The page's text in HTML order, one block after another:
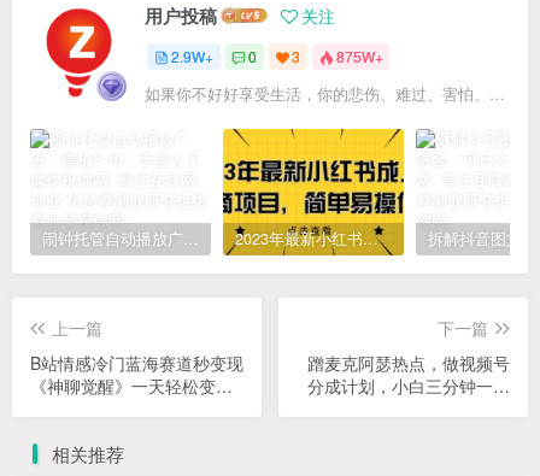
用户投稿 关注
2.9W+ 0 3 875W+
如果你不好好享受生活，你的悲伤、难过、害怕、羞愧和内疚会代替你享受
闹钟托管自动播放广告，单机5-10，无需人工操作 2023年最新小红书成人电商项目，简单易操作【详细教程】
上一篇
B站情感冷门蓝海赛道秒变现
《神聊觉醒》一天轻松变现
下一篇
蹭麦克阿瑟热点，做视频号
分成计划，小白三分钟一条
相关推荐